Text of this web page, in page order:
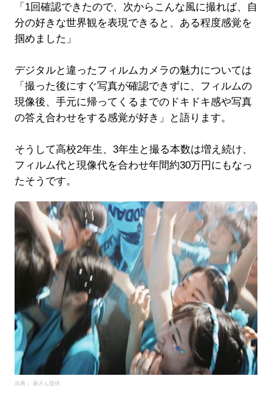
「1回確認できたので、次からこんな風に撮れば、自
分の好きな世界観を表現できると、ある程度感覚を
掴めました」
デジタルと違ったフィルムカメラの魅力については
「撮った後にすぐ写真が確認できずに、フィルムの
現像後、手元に帰ってくるまでのドキドキ感や写真
の答え合わせをする感覚が好き」と語ります。
そうして高校2年生、3年生と撮る本数は増え続け、
フィルム代と現像代を合わせ年間約30万円にもなっ
たそうです。
出典： 葵さん提供